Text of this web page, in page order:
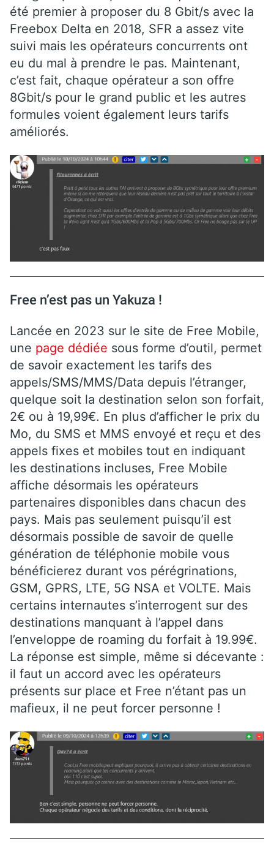
été premier à proposer du 8 Gbit/s avec la
Freebox Delta en 2018, SFR a assez vite
suivi mais les opérateurs concurrents ont
eu du mal à prendre le pas. Maintenant,
c’est fait, chaque opérateur a son offre
8Gbit/s pour le grand public et les autres
formules voient également leurs tarifs
améliorés.
Free n’est pas un Yakuza !
Lancée en 2023 sur le site de Free Mobile,
une page dédiée sous forme d’outil, permet
de savoir exactement les tarifs des
appels/SMS/MMS/Data depuis l’étranger,
quelque soit la destination selon son forfait,
2€ ou à 19,99€. En plus d’afficher le prix du
Mo, du SMS et MMS envoyé et reçu et des
appels fixes et mobiles tout en indiquant
les destinations incluses, Free Mobile
affiche désormais les opérateurs
partenaires disponibles dans chacun des
pays. Mais pas seulement puisqu’il est
désormais possible de savoir de quelle
génération de téléphonie mobile vous
bénéficierez durant vos pérégrinations,
GSM, GPRS, LTE, 5G NSA et VOLTE. Mais
certains internautes s’interrogent sur des
destinations manquant à l’appel dans
l’enveloppe de roaming du forfait à 19.99€.
La réponse est simple, même si décevante :
il faut un accord avec les opérateurs
présents sur place et Free n’étant pas un
mafieux, il ne peut forcer personne !